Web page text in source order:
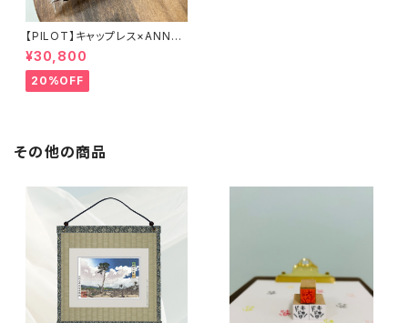
【PILOT】キャップレス×ANNAS
UI万年筆
¥30,800
20%OFF
その他の商品